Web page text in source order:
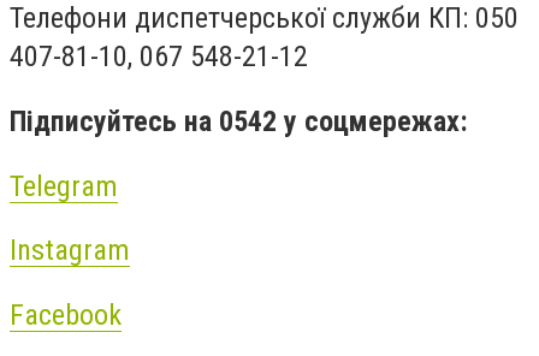
Телефони диспетчерської служби КП: 050
407-81-10, 067 548-21-12
Підписуйтесь на 0542 у соцмережах:
Telegram
Instagram
Facebook